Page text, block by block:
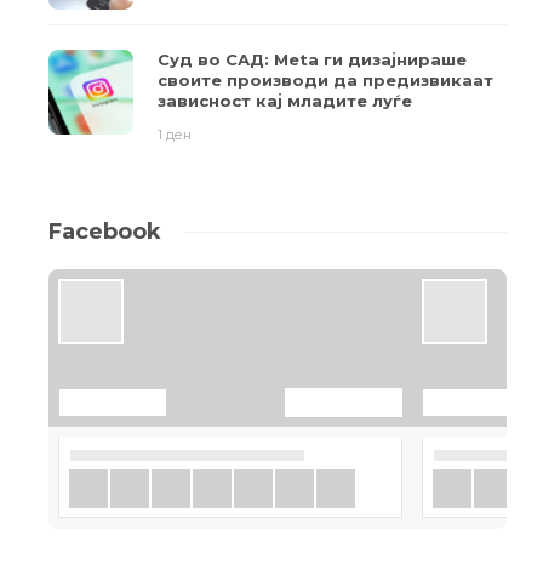
Суд во САД: Meta ги дизајнираше
своите производи да предизвикаат
зависност кај младите луѓе
1 ден
Facebook